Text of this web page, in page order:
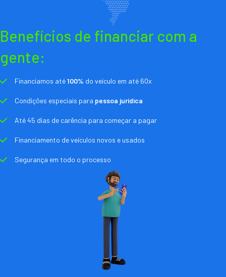
Benefícios de financiar com a
gente:
Financiamos até100% do veículo em até 60x
Condições especiais para pessoa jurídica
Até 45 dias de carência para começar a pagar
Financiamento de veículos novos e usados
Segurança em todo o processo